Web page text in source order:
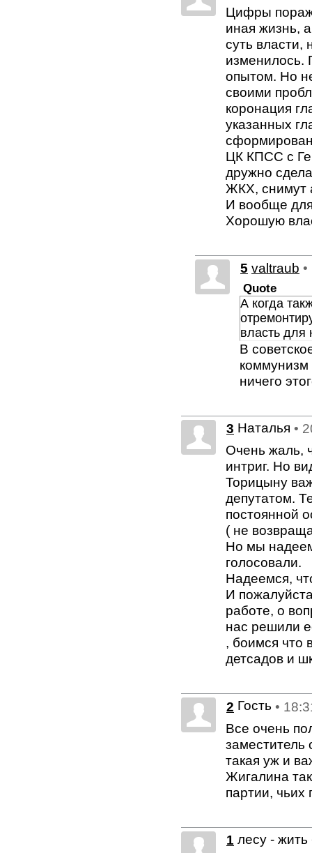
Цифры
иная жизнь,
суть власти,
изменилось.
опытом. Но
своими
коронация
указанных
ЦК КПСС с
дружно
ЖКХ, снимут
И вообще
Хорошую
5 valtraub
Quote
А когда
власть для
В
коммунизм
ничего
3 Наталья •
Очень жаль,
интриг. Но
Торицыну
депутатом.
постоянной
( не
Но мы
голосовали.
Надеемся,
И
работе, о
нас решили
, боимся что
детсадов и
2 Гость •
Все очень
заместитель
такая уж и
Жигалина
партии,
1 лесу - жить